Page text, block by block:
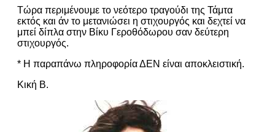
Τώρα περιμένουμε το νεότερο τραγούδι της Τάμτα
εκτός και άν το μετανιώσει η στιχουργός και δεχτεί να
μπεί δίπλα στην Βίκυ Γεροθόδωρου σαν δεύτερη
στιχουργός.
* H παραπάνω πληροφορία ΔΕΝ είναι αποκλειστική.
Κική Β.